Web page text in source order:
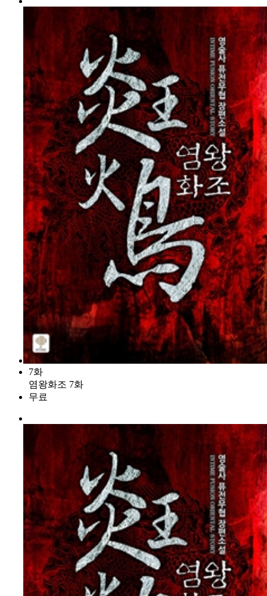
7화
염왕화조 7화
무료